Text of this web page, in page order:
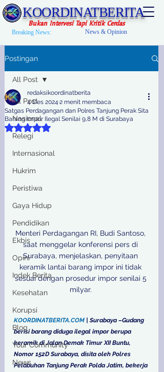
KOORDINATBERITA
Bukan Intervesi Tapi Kritik Cerdas
Breaking News: News & Opinion
Postingan
All Post
Nasional
Relegi
Internasional
Hukrim
Peristiwa
Gaya Hidup
Pendidikan
Ekbis
Opini
Indek Berita
Kesehatan
Korupsi
Blog
Your Community
News
All Post
Satgas Perdagangan dan Polres Tanjung Perak Sita
Barang Impor Ilegal Senilai 9,8 M di Surabaya
redaksikoordinatberita
4 Des 2024 2 menit membaca
Dinilai NaN dari 5 bintang.
Menteri Perdagangan RI, Budi Santoso,
saat menggelar konferensi pers di
Surabaya, menjelaskan, penyitaan
keramik lantai barang impor ini tidak
sesuai dengan prosedur impor senilai 5
milyar.
KOORDINATBERITA.COM | Surabaya –Gudang
berisi barang diduga ilegal impor berupa
keramik di Jalan Demak Timur XII Buntu,
Nomor 152D Surabaya, disita oleh Polres
Pelabuhan Tanjung Perak Polda Jatim, bekerja